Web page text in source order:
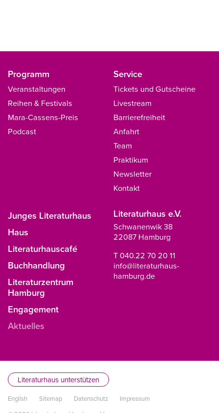
Programm
Veranstaltungen
Reihen & Festivals
Mara-Cassens-Preis
Podcast
Service
Tickets und Gutscheine
Livestream
Barrierefreiheit
Anfahrt
Team
Praktikum
Newsletter
Kontakt
Junges Literaturhaus
Haus
Literaturhauscafé
Buchhandlung
Literaturzentrum
Hamburg
Engagement
Aktuelles
Literaturhaus e.V.
Schwanenwik 38
22087 Hamburg
T 040.22 70 20 11
info@literaturhaus-
hamburg.de
Literaturhaus unterstützen
English Sitemap Datenschutz
Impressum